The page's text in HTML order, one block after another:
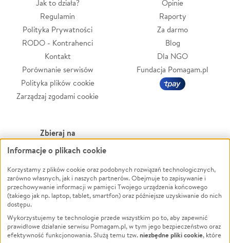
Jak to działa?
Regulamin
Polityka Prywatności
RODO - Kontrahenci
Kontakt
Porównanie serwisów
Polityka plików cookie
Zarządzaj zgodami cookie
Opinie
Raporty
Za darmo
Blog
Dla NGO
Fundacja Pomagam.pl
Zbieraj na
Leczenie
Zwierzęta
Pożar
Ukraina
Pomoc Finansowa
Projekty
Powódź
Wichura
NGO
Edukacja
Podróż
Informacje o plikach cookie
Korzystamy z plików cookie oraz podobnych rozwiązań technologicznych,
zarówno własnych, jak i naszych partnerów. Obejmuje to zapisywanie i
przechowywanie informacji w pamięci Twojego urządzenia końcowego
(takiego jak np. laptop, tablet, smartfon) oraz późniejsze uzyskiwanie do nich
dostępu.
Wykorzystujemy te technologie przede wszystkim po to, aby zapewnić
prawidłowe działanie serwisu Pomagam.pl, w tym jego bezpieczeństwo oraz
efektywność funkcjonowania. Służą temu tzw.niezbędne pliki cookie, które